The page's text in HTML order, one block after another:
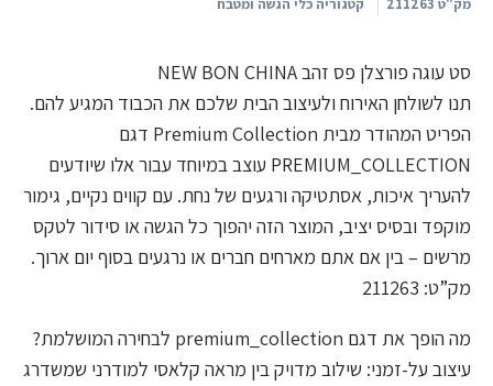
מק"ט 211263 קטגוריה כלי הגשה ומטבח
סט עוגה פורצלן פס זהב NEW BON CHINA
תנו לשולחן האירוח ולעיצוב הבית שלכם את הכבוד המגיע להם.
הפריט המהודר מבית Premium Collection דגם
PREMIUM_COLLECTION עוצב במיוחד עבור אלו שיודעים
להעריך איכות, אסתטיקה ורגעים של נחת. עם קווים נקיים, גימור
מוקפד ובסיס יציב, המוצר הזה יהפוך כל הגשה או סידור לטקס
מרשים – בין אם אתם מארחים חברים או נרגעים בסוף יום ארוך.
מק”ט: 211263
מה הופך את דגם premium_collection לבחירה המושלמת?
עיצוב על-זמני: שילוב מדויק בין מראה קלאסי למודרני שמשדרג